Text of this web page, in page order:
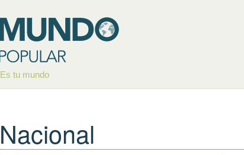
Es tu mundo
Nacional